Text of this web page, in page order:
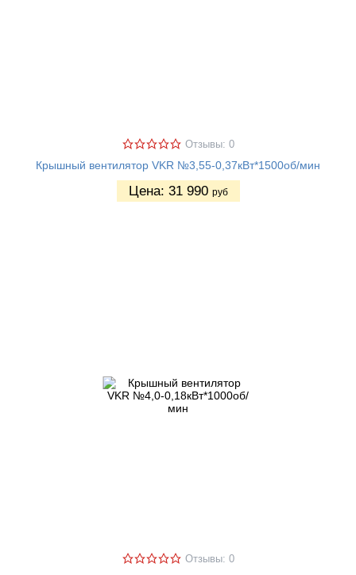
Отзывы: 0
Крышный вентилятор VKR №3,55-0,37кВт*1500об/мин
Цена: 31 990 руб
Отзывы: 0